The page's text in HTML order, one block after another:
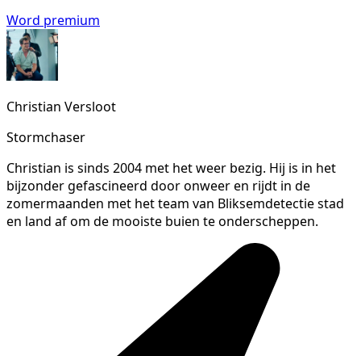
Word premium
Christian Versloot
Stormchaser
Christian is sinds 2004 met het weer bezig. Hij is in het
bijzonder gefascineerd door onweer en rijdt in de
zomermaanden met het team van Bliksemdetectie stad
en land af om de mooiste buien te onderscheppen.